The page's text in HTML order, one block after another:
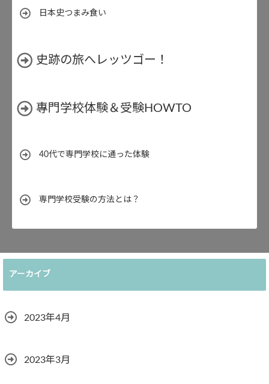
日本史つまみ食い
史跡の旅へレッツゴー！
專門学校体験＆受験HOWTO
40代で専門学校に通った体験
専門学校受験の方法とは？
アーカイブ
2023年4月
2023年3月